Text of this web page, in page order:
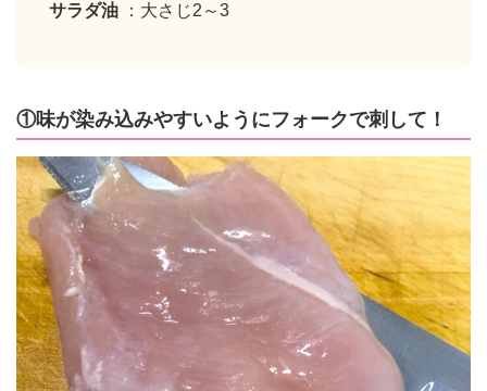
サラダ油 ：大さじ2～3
①味が染み込みやすいようにフォークで刺して！